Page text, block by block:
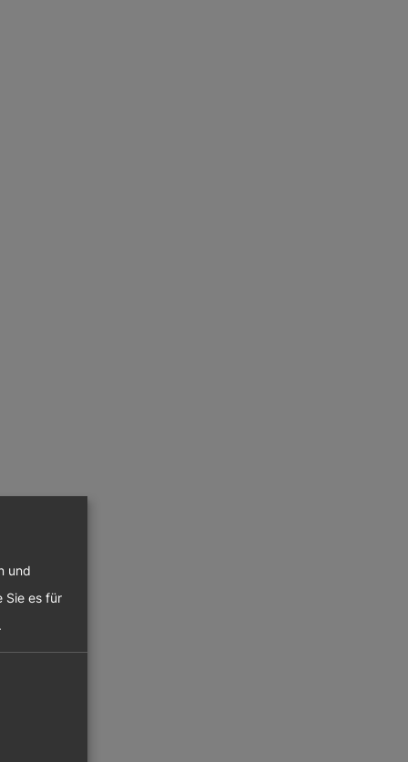
und
Sie es für
.